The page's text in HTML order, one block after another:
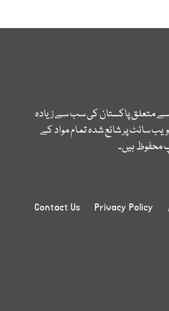
متعلق پاکستان کی سب سے زیادہ
سائٹ پر شائع شدہ تمام مواد کے
محفوظ ہیں۔
Privacy Policy
Contact Us